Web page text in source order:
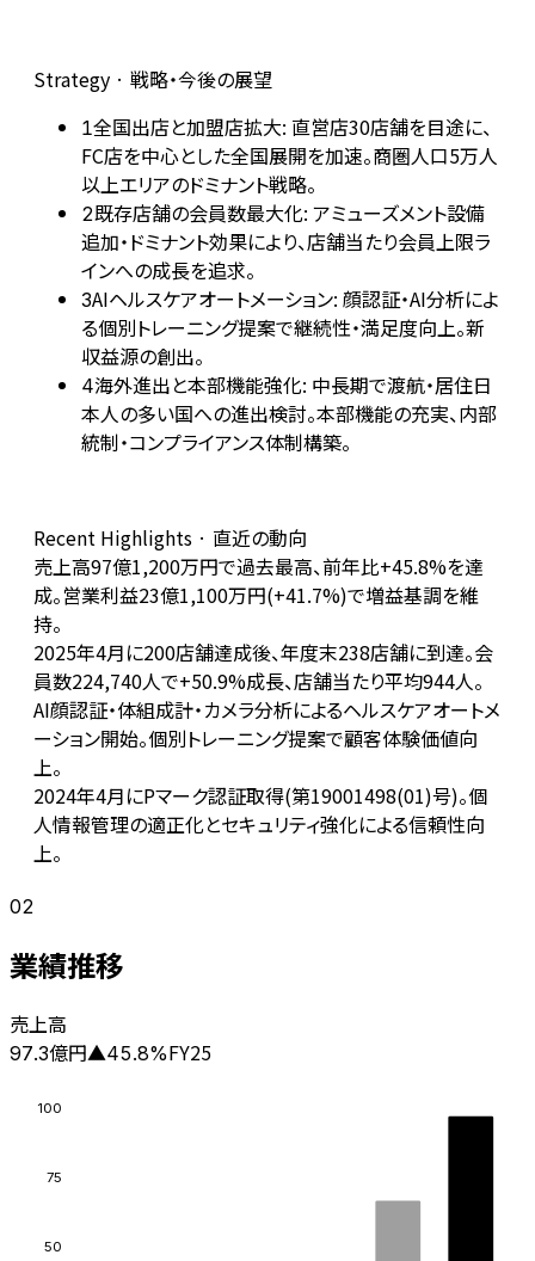
Strategy · 戦略・今後の展望
1全国出店と加盟店拡大: 直営店30店舗を目途に、
FC店を中心とした全国展開を加速。商圏人口5万人
以上エリアのドミナント戦略。
2既存店舗の会員数最大化: アミューズメント設備
追加・ドミナント効果により、店舗当たり会員上限ラ
インへの成長を追求。
3AIヘルスケアオートメーション: 顔認証・AI分析によ
る個別トレーニング提案で継続性・満足度向上。新
収益源の創出。
4海外進出と本部機能強化: 中長期で渡航・居住日
本人の多い国への進出検討。本部機能の充実、内部
統制・コンプライアンス体制構築。
Recent Highlights · 直近の動向
売上高97億1,200万円で過去最高、前年比+45.8%を達
成。営業利益23億1,100万円(+41.7%)で増益基調を維
持。
2025年4月に200店舗達成後、年度末238店舗に到達。会
員数224,740人で+50.9%成長、店舗当たり平均944人。
AI顔認証・体組成計・カメラ分析によるヘルスケアオートメ
ーション開始。個別トレーニング提案で顧客体験価値向
上。
2024年4月にPマーク認証取得(第19001498(01)号)。個
人情報管理の適正化とセキュリティ強化による信頼性向
上。
02
業績推移
売上高
97.3億円▲45.8%FY25
50
75
100